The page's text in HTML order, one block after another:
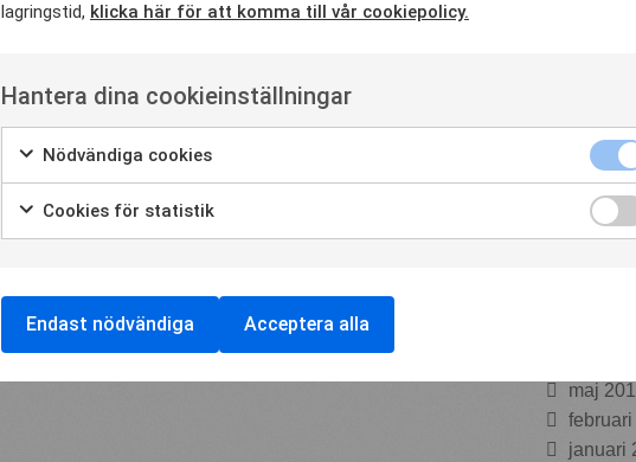
maj
mars
augusti
maj
februari
januari
lagringstid, klicka här för att komma till vår cookiepolicy.
Hantera dina cookieinställningar
Nödvändiga cookies
Cookies för statistik
Endast nödvändiga Acceptera alla